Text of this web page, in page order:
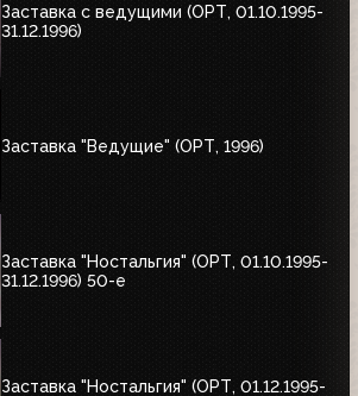
Заставка с ведущими (ОРТ, 01.10.1995-
31.12.1996)
Заставка "Ведущие" (ОРТ, 1996)
Заставка "Ностальгия" (ОРТ, 01.10.1995-
31.12.1996) 50-е
Заставка "Ностальгия" (ОРТ, 01.12.1995-